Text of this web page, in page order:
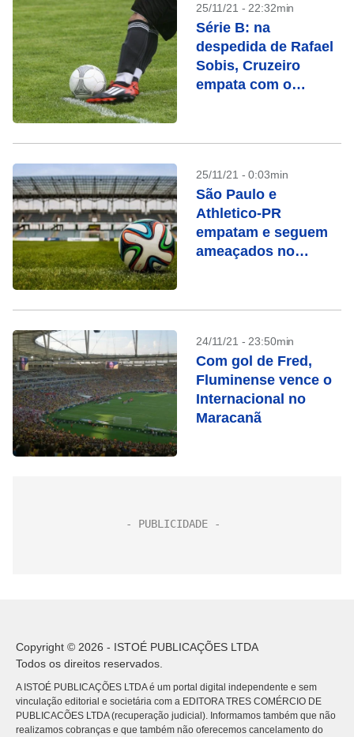
25/11/21 - 22:32min
Série B: na
despedida de Rafael
Sobis, Cruzeiro
empata com o
25/11/21 - 0:03min
São Paulo e
Athletico-PR
empatam e seguem
ameaçados no
24/11/21 - 23:50min
Com gol de Fred,
Fluminense vence o
Internacional no
Maracanã
Copyright © 2026 - ISTOÉ PUBLICAÇÕES LTDA
Todos os direitos reservados.
A ISTOÉ PUBLICAÇÕES LTDA é um portal digital independente e sem
vinculação editorial e societária com a EDITORA TRES COMÉRCIO DE
PUBLICACÕES LTDA (recuperação judicial). Informamos também que não
realizamos cobranças e que também não oferecemos cancelamento do